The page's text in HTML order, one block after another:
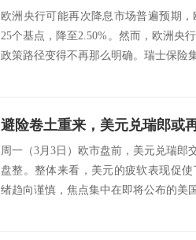
欧洲央行可能再次降息市场普遍预期
25个基点，降至2.50%。然而，欧洲央
政策路径变得不再那么明确。瑞士保险
避险卷土重来，美元兑瑞郎或
周一（3月3日）欧市盘前，美元兑瑞郎
盘整。整体来看，美元的疲软表现促
绪趋向谨慎，焦点集中在即将公布的美